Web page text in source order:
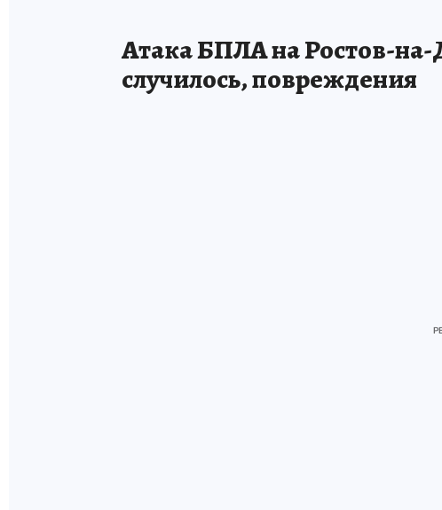
Атака БПЛА на Ростов-на-
случилось, повреждения